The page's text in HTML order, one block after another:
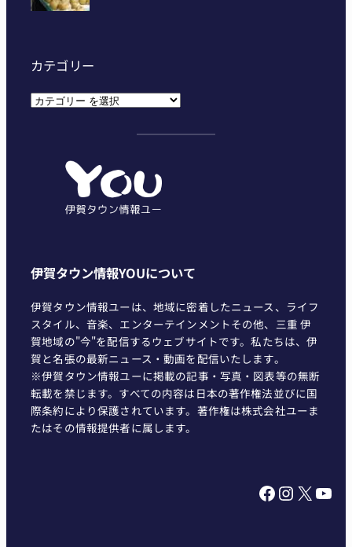
カテゴリー
カ
伊賀タウン情報YOUについて
伊賀タウン情報ユーは、地域に密着したニュース、ライフ
スタイル、音楽、エンターテインメントその他、三重 伊
賀地域の"今"を配信するウェブサイトです。私たちは、伊
賀と名張の最新ニュース・動画を配信いたします。
※伊賀タウン情報ユーに掲載の記事・写真・図表等の無断
転載を禁じます。すべての内容は日本の著作権法並びに国
際条約により保護されています。著作権は株式会社ユーま
たはその情報提供者に属します。
Facebook InstagramX YouTube